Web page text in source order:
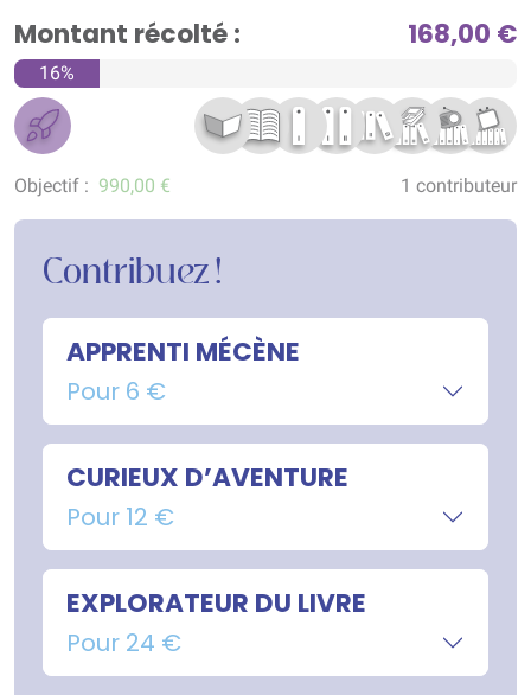
Montant récolté : 168,00 €
16%
Objectif : 990,00 € 1 contributeur
Contribuez !
APPRENTI MÉCÈNE
Pour 6 €
CURIEUX D’AVENTURE
Pour 12 €
EXPLORATEUR DU LIVRE
Pour 24 €